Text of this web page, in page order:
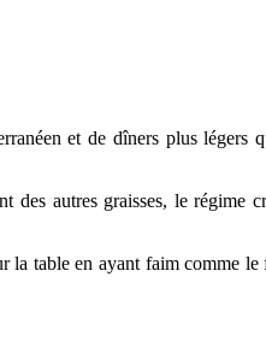
et de dîners plus légers
des autres graisses, le régime
table en ayant faim comme le